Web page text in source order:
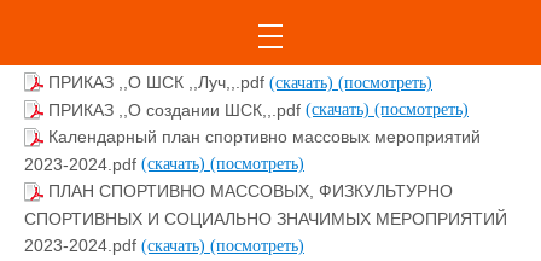
Расписание курсов внеурочной деятельности.pdf
ПРИКАЗ ,,О ШСК ,,Луч,,.pdf (скачать) (посмотреть)
ПРИКАЗ ,,О создании ШСК,,.pdf (скачать) (посмотреть)
Календарный план спортивно массовых мероприятий
2023-2024.pdf (скачать) (посмотреть)
ПЛАН СПОРТИВНО МАССОВЫХ, ФИЗКУЛЬТУРНО
СПОРТИВНЫХ И СОЦИАЛЬНО ЗНАЧИМЫХ МЕРОПРИЯТИЙ
2023-2024.pdf (скачать) (посмотреть)